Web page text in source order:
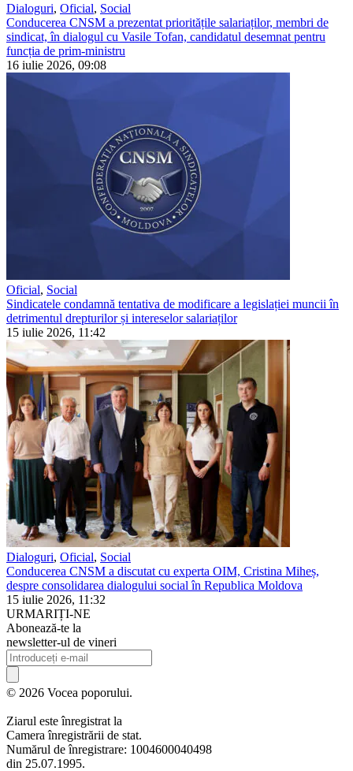
Dialoguri, Oficial, Social
Conducerea CNSM a prezentat prioritățile salariaților, membri de
sindicat, în dialogul cu Vasile Tofan, candidatul desemnat pentru
funcția de prim-ministru
16 iulie 2026, 09:08
Oficial, Social
Sindicatele condamnă tentativa de modificare a legislației muncii în
detrimentul drepturilor și intereselor salariaților
15 iulie 2026, 11:42
Dialoguri, Oficial, Social
Conducerea CNSM a discutat cu experta OIM, Cristina Miheș,
despre consolidarea dialogului social în Republica Moldova
15 iulie 2026, 11:32
URMARIȚI-NE
Abonează-te la
newsletter-ul de vineri
© 2026 Vocea poporului.
Ziarul este înregistrat la
Camera înregistrării de stat.
Numărul de înregistrare: 1004600040498
din 25.07.1995.